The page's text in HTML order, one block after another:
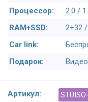
Процессор:
2.0 /
RAM+SSD:
2+32
Car link:
Подарок:
Артикул: